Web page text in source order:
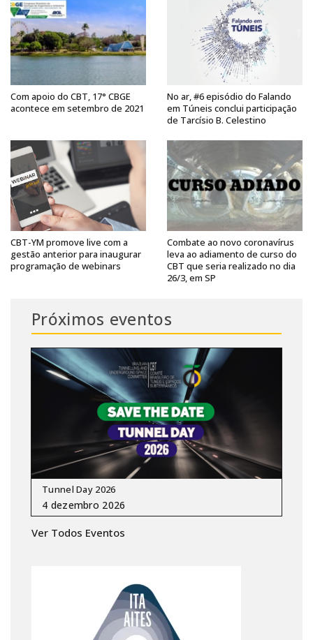
Com apoio do CBT, 17° CBGE
acontece em setembro de 2021
No ar, #6 episódio do Falando
em Túneis conclui participação
de Tarcísio B. Celestino
CBT-YM promove live com a
gestão anterior para inaugurar
programação de webinars
Combate ao novo coronavírus
leva ao adiamento de curso do
CBT que seria realizado no dia
26/3, em SP
Próximos eventos
Tunnel Day 2026
Ver Todos Eventos